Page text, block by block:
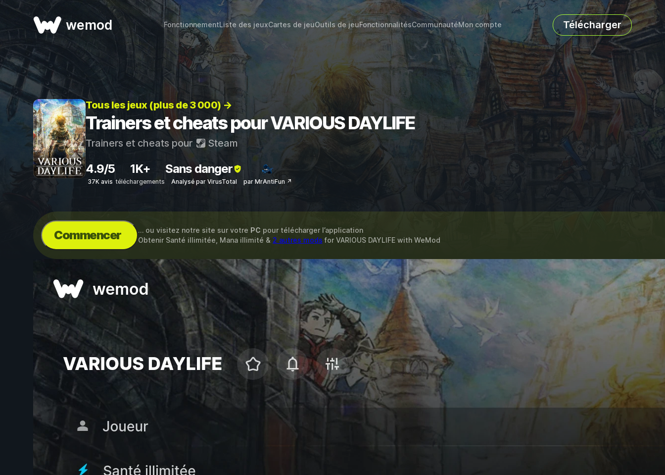
wemod FonctionnementListe des jeuxCartes de jeuOutils de jeuFonctionnalitésCommunautéMon compte Télécharger
Tous les jeux (plus de 3 000) →
Trainers et cheats pour VARIOUS DAYLIFE
Trainers et cheats pour Steam
4.9/5
37K avis
1K+
téléchargements
Sans danger
Analysé par VirusTotal par MrAntiFun ↗
Commencer … ou visitez notre site sur votre PC pour télécharger l’application
Obtenir Santé illimitée, Mana illimité & 2 autres mods for VARIOUS DAYLIFEwith WeMod